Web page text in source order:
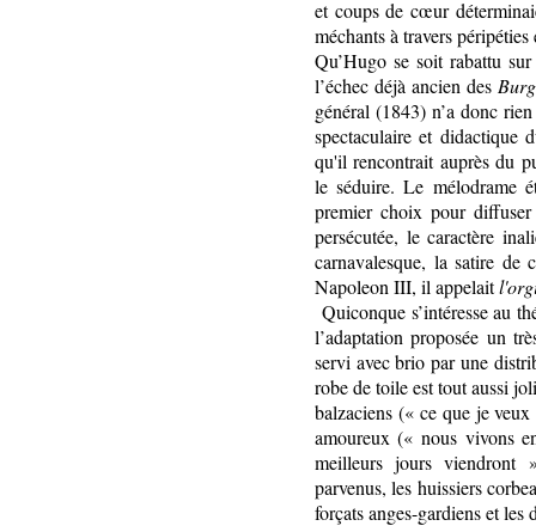
et coups de cœur
méchants à travers péripéties
Qu’Hugo se soit rabattu
l’échec déjà ancien des
général (1843) n’a donc
spectaculaire et didactique
qu'il rencontrait auprès du
le séduire. Le mélodrame
premier choix pour
persécutée, le caractère
carnavalesque, la satire
Napoleon III, il appelait
Quiconque s’intéresse au
l’adaptation proposée un
servi avec brio par une
robe de toile est tout aussi
balzaciens (« ce que je
amoureux (« nous vivons
meilleurs jours viendront
parvenus, les huissiers
forçats anges-gardiens et les